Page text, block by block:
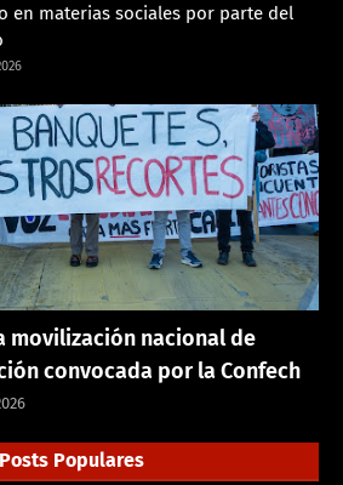
en materias sociales por parte del
movilización nacional de
convocada por la Confech
Posts Populares